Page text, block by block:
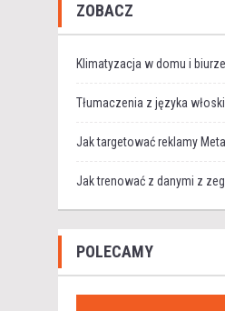
ZOBACZ
Klimatyzacja w domu i
Tłumaczenia z języka
Jak targetować reklamy
Jak trenować z danymi z
POLECAMY